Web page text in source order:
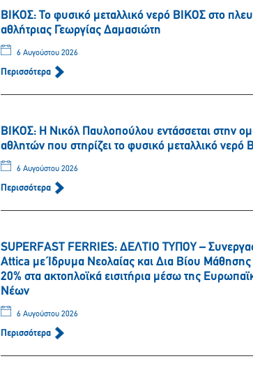
ΒΙΚΟΣ: Το φυσικό μεταλλικό νερό ΒΙΚΟΣ στο
αθλήτριας Γεωργίας Δαμασιώτη
6 Αυγούστου 2026
Περισσότερα
ΒΙΚΟΣ: Η Νικόλ Παυλοπούλου εντάσσεται στην
αθλητών που στηρίζει το φυσικό μεταλλικό νερό
6 Αυγούστου 2026
Περισσότερα
SUPERFAST FERRIES: ΔΕΛΤΙΟ ΤΥΠΟΥ –
Attica με Ίδρυμα Νεολαίας και Δια Βίου
20% στα ακτοπλοϊκά εισιτήρια μέσω της
Νέων
6 Αυγούστου 2026
Περισσότερα